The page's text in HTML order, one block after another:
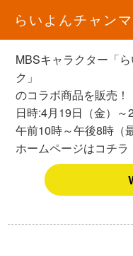
グッズ
らいよんチャン
MBSキャラクター「
ク」
のコラボ商品を販売！
日時:4月19日（金）～
午前10時～午後8時（
ホームページはコチラ